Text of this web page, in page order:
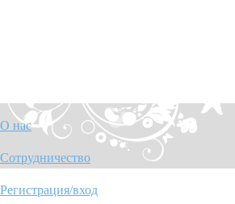
О нас
Сотрудничество
Регистрация/вход